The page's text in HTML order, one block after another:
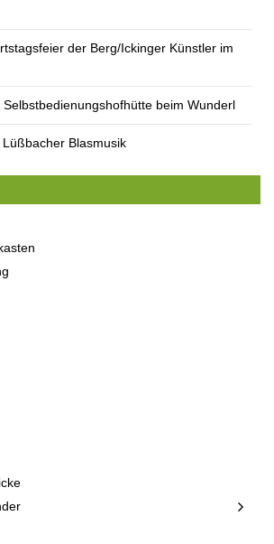
der Berg/Ickinger Künstler im
beim Wunderl
Blasmusik